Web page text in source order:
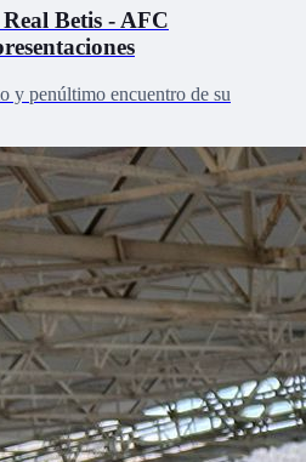
Betis - AFC
y penúltimo encuentro de su